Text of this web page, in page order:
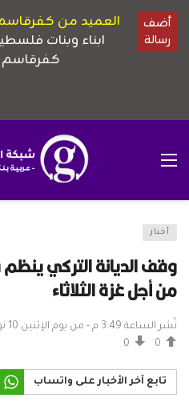
أخبار
وقف الديانة التركي
من أجل غزة الثلاثاء
نُشر الساعة 3:49 م - من يوم الإثنين 10 نوفمبر / تشرين الثاني 2025
0
0
تابع آخر الأخبار على واتساب